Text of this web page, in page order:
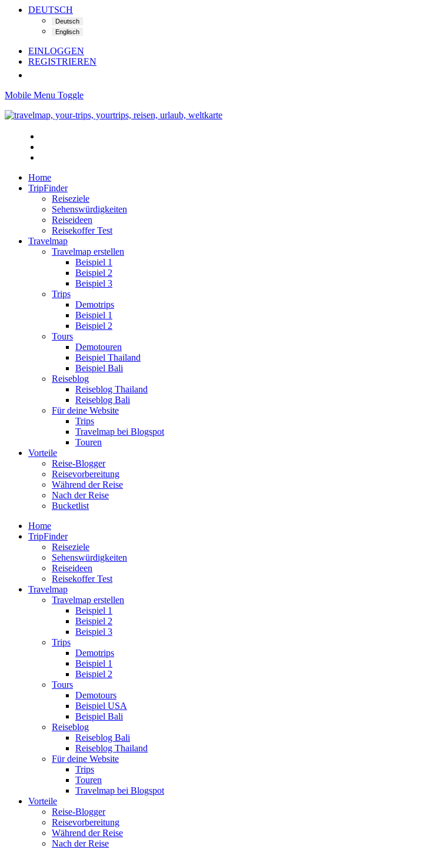
DEUTSCH
EINLOGGEN
REGISTRIEREN
Mobile Menu Toggle
Home
TripFinder
Reiseziele
Sehenswürdigkeiten
Reiseideen
Reisekoffer Test
Travelmap
Travelmap erstellen
Beispiel 1
Beispiel 2
Beispiel 3
Trips
Demotrips
Beispiel 1
Beispiel 2
Tours
Demotouren
Beispiel Thailand
Beispiel Bali
Reiseblog
Reiseblog Thailand
Reiseblog Bali
Für deine Website
Trips
Travelmap bei Blogspot
Touren
Vorteile
Reise-Blogger
Reisevorbereitung
Während der Reise
Nach der Reise
Bucketlist
Home
TripFinder
Reiseziele
Sehenswürdigkeiten
Reiseideen
Reisekoffer Test
Travelmap
Travelmap erstellen
Beispiel 1
Beispiel 2
Beispiel 3
Trips
Demotrips
Beispiel 1
Beispiel 2
Tours
Demotours
Beispiel USA
Beispiel Bali
Reiseblog
Reiseblog Bali
Reiseblog Thailand
Für deine Website
Trips
Touren
Travelmap bei Blogspot
Vorteile
Reise-Blogger
Reisevorbereitung
Während der Reise
Nach der Reise